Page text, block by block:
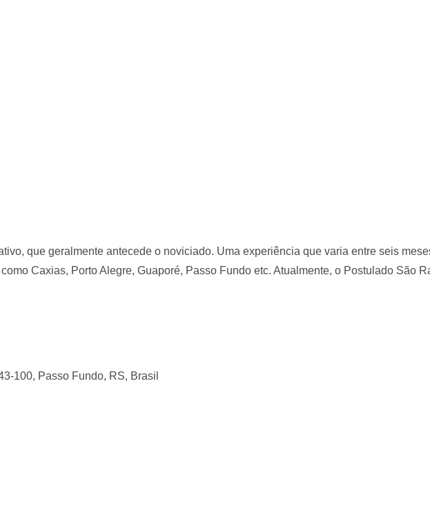
que geralmente antecede o noviciado. Uma experiência que varia entre seis
Caxias, Porto Alegre, Guaporé, Passo Fundo etc. Atualmente, o Postulado São
100, Passo Fundo, RS, Brasil